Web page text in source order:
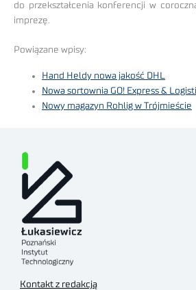
do przekształcenia konferencji w
imprezę.
Powiązane wpisy:
Hand Heldy nowa jakość DHL
Nowa sortownia GO! Express &
Nowy magazyn Rohlig w Trójmieście
Kontakt z redakcją